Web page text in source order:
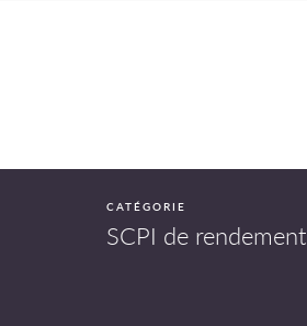
CATÉGORIE
SCPI de rendement